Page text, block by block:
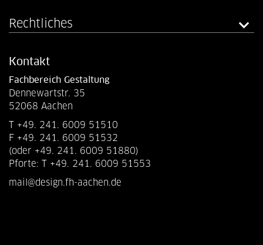
Rechtliches
Kontakt
Fachbereich Gestaltung
Dennewartstr. 35
52068 Aachen
T +49. 241. 6009 51510
F +49. 241. 6009 51532
(oder +49. 241. 6009 51880)
Pforte: T +49. 241. 6009 51553
mail@design.fh-aachen.de